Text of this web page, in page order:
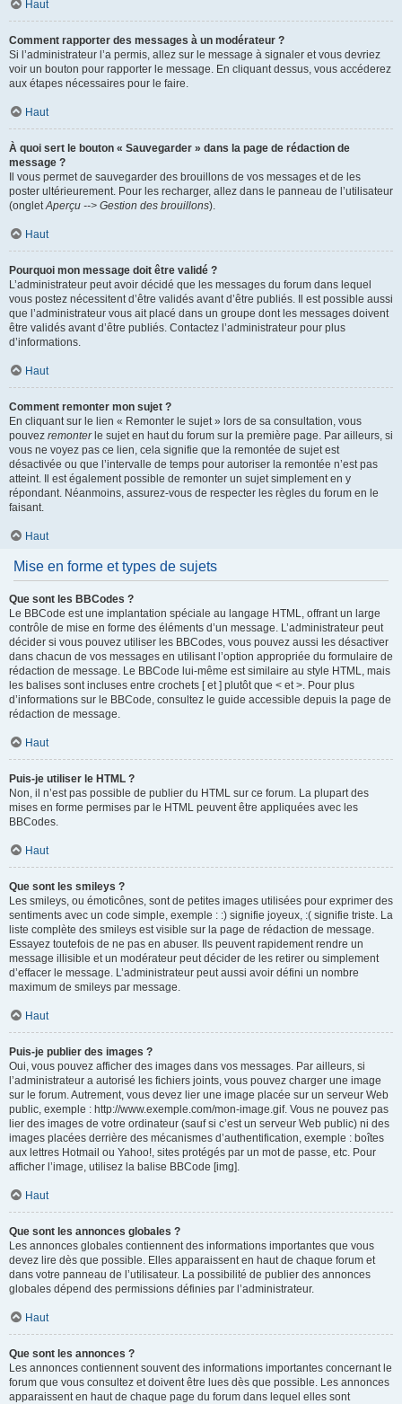
Haut
Comment rapporter des messages à un modérateur ?
Si l’administrateur l’a permis, allez sur le message à signaler et vous devriez
voir un bouton pour rapporter le message. En cliquant dessus, vous accéderez
aux étapes nécessaires pour le faire.
Haut
À quoi sert le bouton « Sauvegarder » dans la page de rédaction de
message ?
Il vous permet de sauvegarder des brouillons de vos messages et de les
poster ultérieurement. Pour les recharger, allez dans le panneau de l’utilisateur
(ongletAperçu --> Gestion des brouillons).
Haut
Pourquoi mon message doit être validé ?
L’administrateur peut avoir décidé que les messages du forum dans lequel
vous postez nécessitent d’être validés avant d’être publiés. Il est possible aussi
que l’administrateur vous ait placé dans un groupe dont les messages doivent
être validés avant d’être publiés. Contactez l’administrateur pour plus
d’informations.
Haut
Comment remonter mon sujet ?
En cliquant sur le lien « Remonter le sujet » lors de sa consultation, vous
pouvez remonterle sujet en haut du forum sur la première page. Par ailleurs, si
vous ne voyez pas ce lien, cela signifie que la remontée de sujet est
désactivée ou que l’intervalle de temps pour autoriser la remontée n’est pas
atteint. Il est également possible de remonter un sujet simplement en y
répondant. Néanmoins, assurez-vous de respecter les règles du forum en le
faisant.
Haut
Mise en forme et types de sujets
Que sont les BBCodes ?
Le BBCode est une implantation spéciale au langage HTML, offrant un large
contrôle de mise en forme des éléments d’un message. L’administrateur peut
décider si vous pouvez utiliser les BBCodes, vous pouvez aussi les désactiver
dans chacun de vos messages en utilisant l’option appropriée du formulaire de
rédaction de message. Le BBCode lui-même est similaire au style HTML, mais
les balises sont incluses entre crochets [ et ] plutôt que < et >. Pour plus
d’informations sur le BBCode, consultez le guide accessible depuis la page de
rédaction de message.
Haut
Puis-je utiliser le HTML ?
Non, il n’est pas possible de publier du HTML sur ce forum. La plupart des
mises en forme permises par le HTML peuvent être appliquées avec les
BBCodes.
Haut
Que sont les smileys ?
Les smileys, ou émoticônes, sont de petites images utilisées pour exprimer des
sentiments avec un code simple, exemple : :) signifie joyeux, :( signifie triste. La
liste complète des smileys est visible sur la page de rédaction de message.
Essayez toutefois de ne pas en abuser. Ils peuvent rapidement rendre un
message illisible et un modérateur peut décider de les retirer ou simplement
d’effacer le message. L’administrateur peut aussi avoir défini un nombre
maximum de smileys par message.
Haut
Puis-je publier des images ?
Oui, vous pouvez afficher des images dans vos messages. Par ailleurs, si
l’administrateur a autorisé les fichiers joints, vous pouvez charger une image
sur le forum. Autrement, vous devez lier une image placée sur un serveur Web
public, exemple : http://www.exemple.com/mon-image.gif. Vous ne pouvez pas
lier des images de votre ordinateur (sauf si c’est un serveur Web public) ni des
images placées derrière des mécanismes d’authentification, exemple : boîtes
aux lettres Hotmail ou Yahoo!, sites protégés par un mot de passe, etc. Pour
afficher l’image, utilisez la balise BBCode [img].
Haut
Que sont les annonces globales ?
Les annonces globales contiennent des informations importantes que vous
devez lire dès que possible. Elles apparaissent en haut de chaque forum et
dans votre panneau de l’utilisateur. La possibilité de publier des annonces
globales dépend des permissions définies par l’administrateur.
Haut
Que sont les annonces ?
Les annonces contiennent souvent des informations importantes concernant le
forum que vous consultez et doivent être lues dès que possible. Les annonces
apparaissent en haut de chaque page du forum dans lequel elles sont